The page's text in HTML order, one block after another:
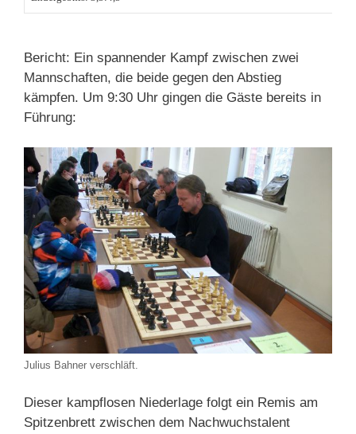
Bericht: Ein spannender Kampf zwischen zwei
Mannschaften, die beide gegen den Abstieg
kämpfen. Um 9:30 Uhr gingen die Gäste bereits in
Führung:
Julius Bahner verschläft.
Dieser kampflosen Niederlage folgt ein Remis am
Spitzenbrett zwischen dem Nachwuchstalent